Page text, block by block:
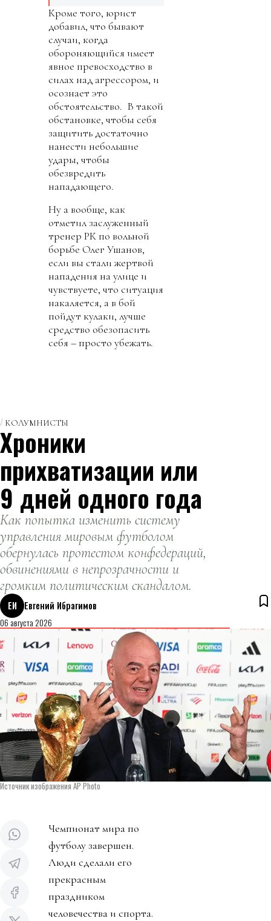
Кроме того, юрист
добавил, что бывают
случаи, когда
обороняющийся имеет
явное превосходство в
силах над агрессором, и
осознает это
обстоятельство. В такой
обстановке, чтобы себя
защитить достаточно
нанести небольшие
удары, чтобы
обезвредить
нападающего.
Ну а вообще, как
отметил заслуженный
тренер РК по вольной
борьбе Олег Ушанов,
если вы стали жертвой
нападения на улице и
чувствуете, что ситуация
накаляется, а в бой
пойдут кулаки, лучше
средство обезопасить
себя – просто убежать.
КОЛУМНИСТЫ
Хроники
прихватизации или
9 дней одного года
Как попытка изменить систему
управления мировым футболом
обернулась протестом конфедераций,
обвинениями в непрозрачности и
громким политическим скандалом.
ЕИ
Евгений Ибрагимов
06 августа 2026
Источник изображения AP Photo
Чемпионат мира по
футболу завершен.
Люди сделали его
прекрасным
праздником
человечества и спорта.